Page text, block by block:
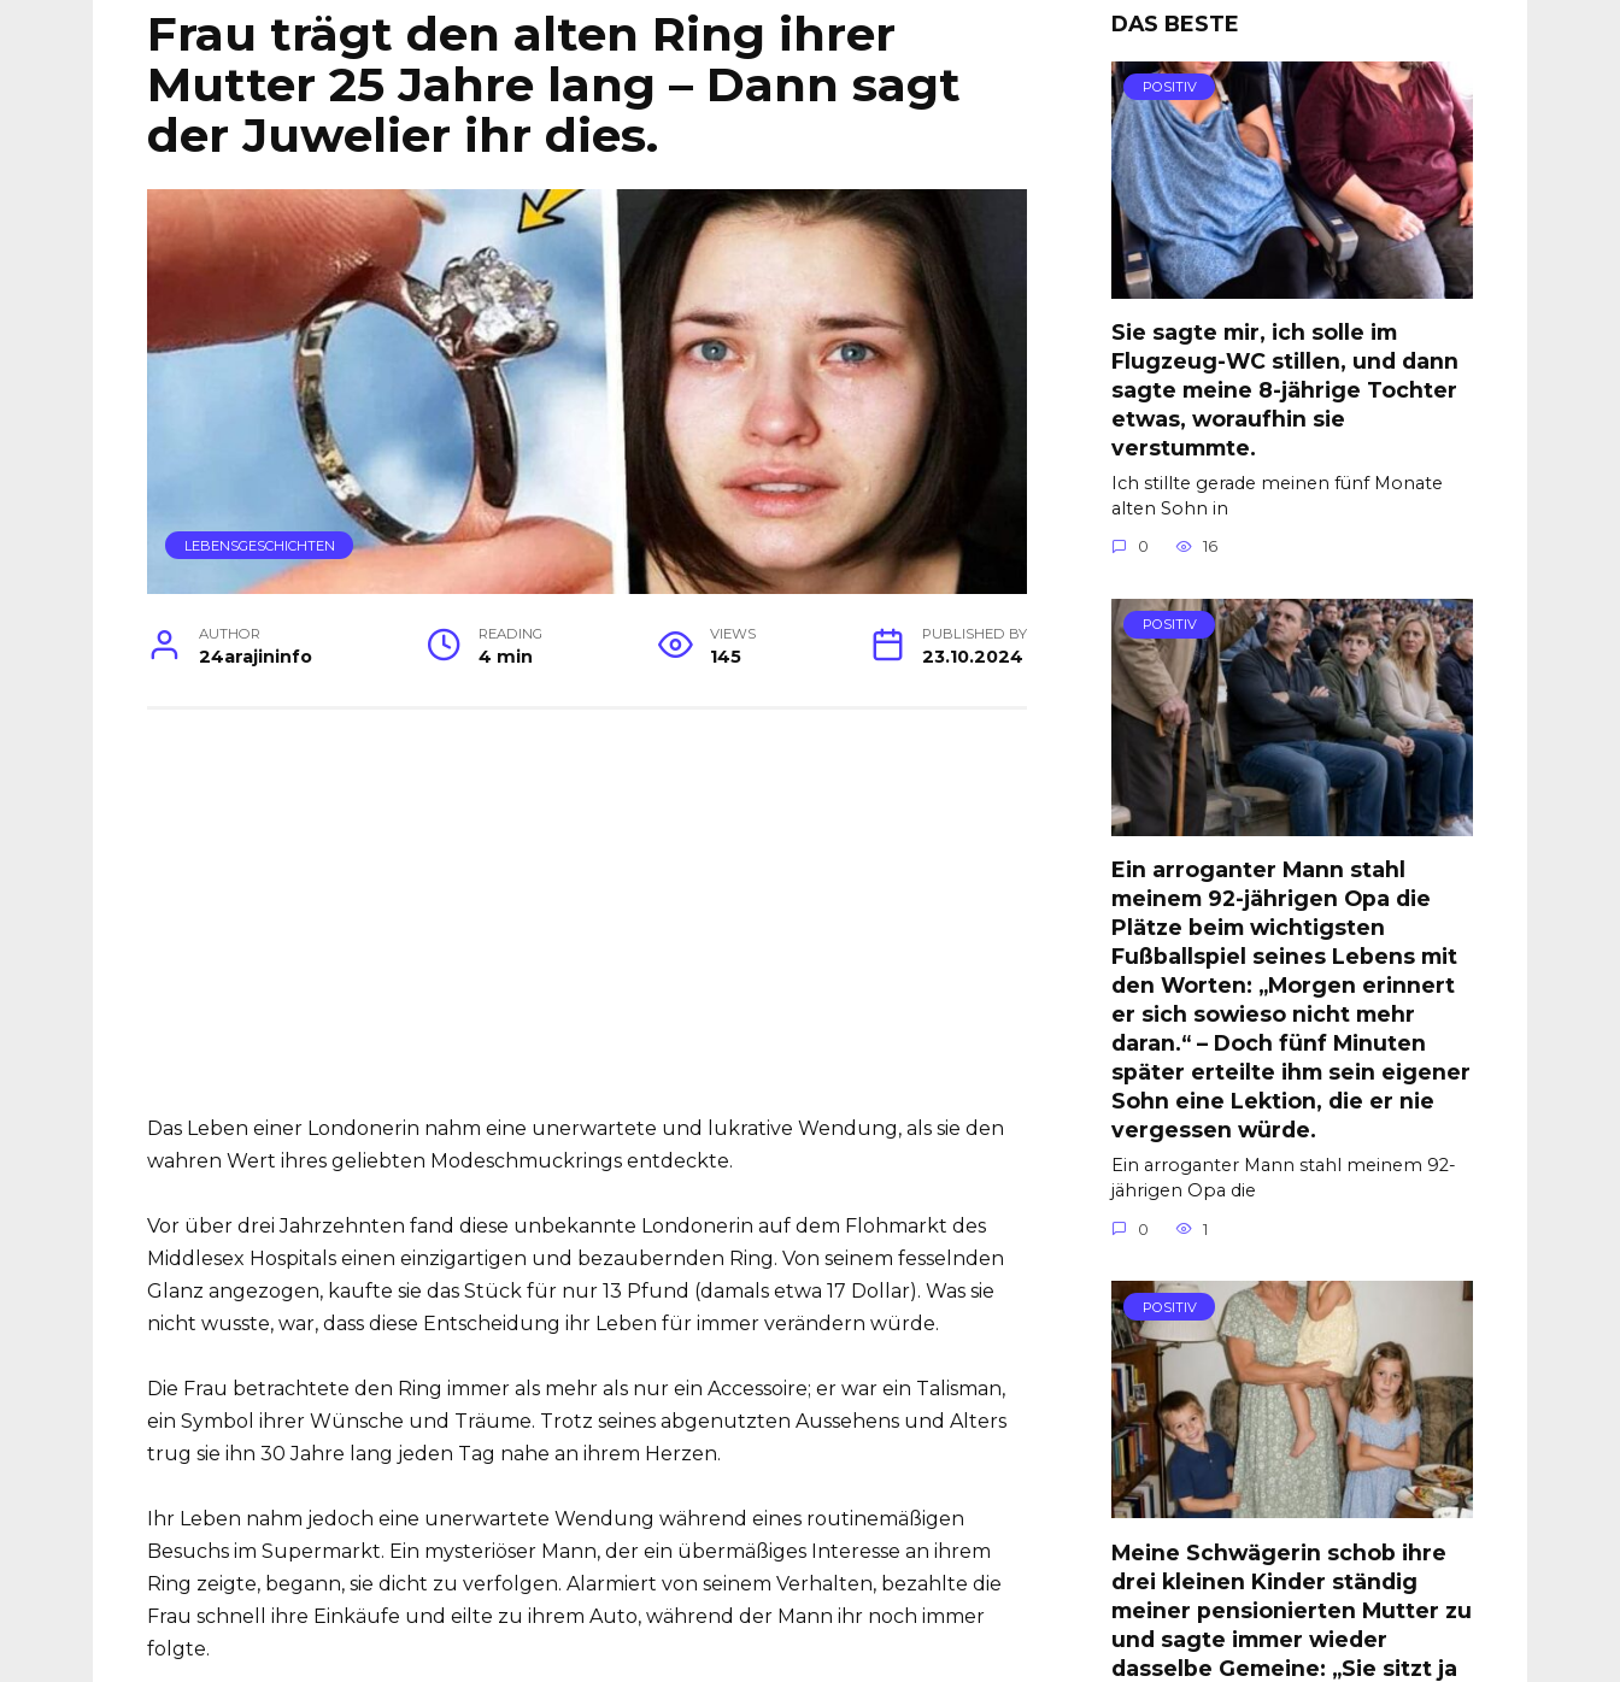
Frau trägt den alten Ring ihrer
Mutter 25 Jahre lang – Dann sagt
der Juwelier ihr dies.
LEBENSGESCHICHTEN
AUTHOR
24arajininfo
READING
4 min
VIEWS
145
PUBLISHED BY
23.10.2024
Das Leben einer Londonerin nahm eine unerwartete und lukrative Wendung, als sie den
wahren Wert ihres geliebten Modeschmuckrings entdeckte.
Vor über drei Jahrzehnten fand diese unbekannte Londonerin auf dem Flohmarkt des
Middlesex Hospitals einen einzigartigen und bezaubernden Ring. Von seinem fesselnden
Glanz angezogen, kaufte sie das Stück für nur 13 Pfund (damals etwa 17 Dollar). Was sie
nicht wusste, war, dass diese Entscheidung ihr Leben für immer verändern würde.
Die Frau betrachtete den Ring immer als mehr als nur ein Accessoire; er war ein Talisman,
ein Symbol ihrer Wünsche und Träume. Trotz seines abgenutzten Aussehens und Alters
trug sie ihn 30 Jahre lang jeden Tag nahe an ihrem Herzen.
Ihr Leben nahm jedoch eine unerwartete Wendung während eines routinemäßigen
Besuchs im Supermarkt. Ein mysteriöser Mann, der ein übermäßiges Interesse an ihrem
Ring zeigte, begann, sie dicht zu verfolgen. Alarmiert von seinem Verhalten, bezahlte die
Frau schnell ihre Einkäufe und eilte zu ihrem Auto, während der Mann ihr noch immer
folgte.
DAS BESTE
POSITIV
Sie sagte mir, ich solle im
Flugzeug-WC stillen, und dann
sagte meine 8-jährige Tochter
etwas, woraufhin sie
verstummte.
Ich stillte gerade meinen fünf Monate
alten Sohn in
0 16
POSITIV
Ein arroganter Mann stahl
meinem 92-jährigen Opa die
Plätze beim wichtigsten
Fußballspiel seines Lebens mit
den Worten: „Morgen erinnert
er sich sowieso nicht mehr
daran.“ – Doch fünf Minuten
später erteilte ihm sein eigener
Sohn eine Lektion, die er nie
vergessen würde.
Ein arroganter Mann stahl meinem 92-
jährigen Opa die
0 1
POSITIV
Meine Schwägerin schob ihre
drei kleinen Kinder ständig
meiner pensionierten Mutter zu
und sagte immer wieder
dasselbe Gemeine: „Sie sitzt ja